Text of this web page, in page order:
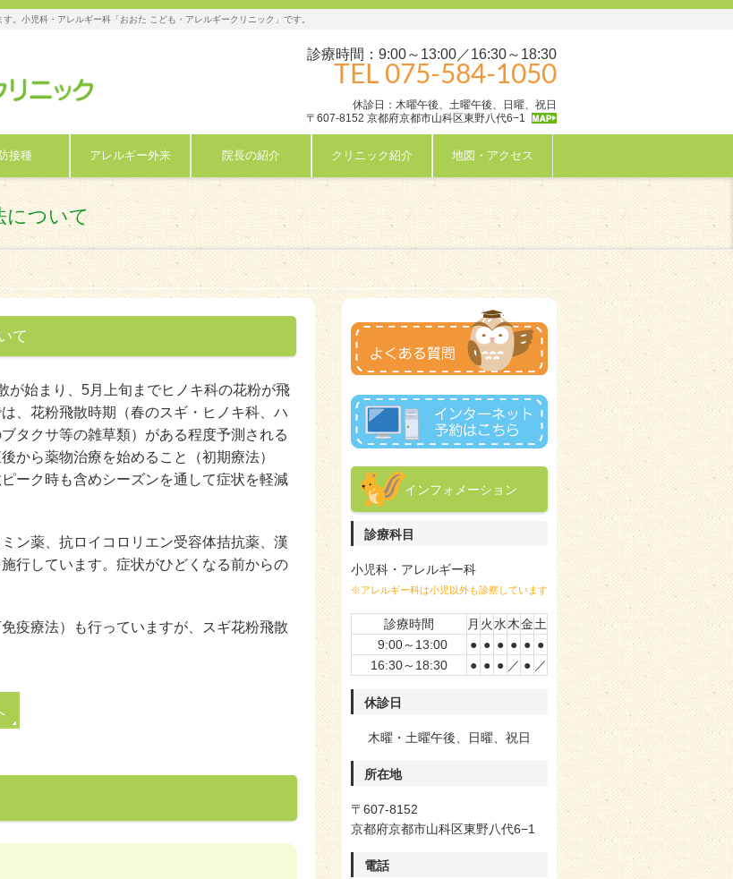
。小児科・アレルギー科「おおた こども・アレルギークリニック」です。
診療時間：9:00～13:00／16:30～18:30
TEL 075-584-1050
休診日：木曜午後、土曜午後、日曜、祝日
〒607-8152 京都府京都市山科区東野八代6−1
接種 アレルギー外来 院長の紹介 クリニック紹介 地図・アクセス
について
て
が始まり、5月上旬までヒノキ科の花粉が飛
、花粉飛散時期（春のスギ・ヒノキ科、ハ
タクサ等の雑草類）がある程度予測される
から薬物治療を始めること（初期療法）
ーク時も含めシーズンを通して症状を軽減
ン薬、抗ロイコロリエン受容体拮抗薬、漢
行しています。症状がひどくなる前からの
疫療法）も行っていますが、スギ花粉飛散
インフォメーション
診療科目
小児科・アレルギー科
※アレルギー科は小児以外も診察しています
診療時間 月 火水木金土
9:00～13:00
● ● ● ● ● ●
16:30～18:30
● ● ● ／ ● ／
休診日
木曜・土曜午後、日曜、祝日
所在地
〒607-8152
京都府京都市山科区東野八代6−1
電話